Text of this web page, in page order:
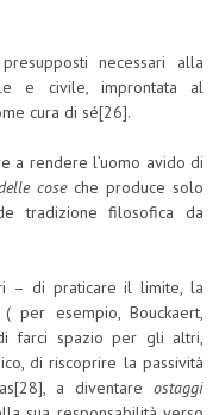
necessari alla
e civile, improntata al
cura di sé[26].
a rendere l’uomo avido di
coseche produce solo
tradizione filosofica da
– di praticare il limite, la
per esempio, Bouckaert,
farci spazio per gli altri,
di riscoprire la passività
a diventare ostaggi